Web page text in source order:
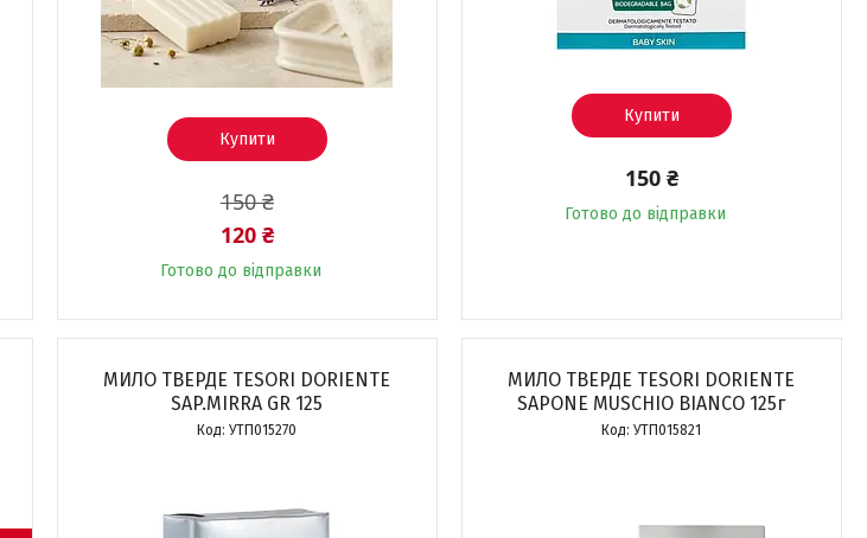
Купити
150 ₴
120 ₴
Готово до відправки
Купити
150 ₴
Готово до відправки
МИЛО ТВЕРДЕ TESORI DORIENTE
SAP.MIRRA GR 125
УТП015270
МИЛО ТВЕРДЕ TESORI DORIENTE
SAPONE MUSCHIO BIANCO 125г
УТП015821